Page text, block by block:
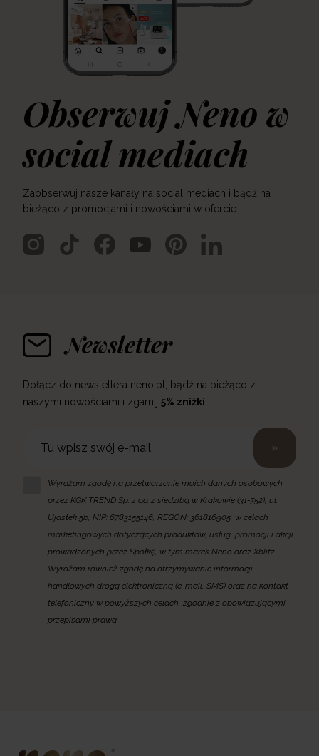
Obserwuj Neno w
social mediach
Zaobserwuj nasze kanały na social mediach i bądź na
bieżąco z promocjami i nowościami w ofercie:
Newsletter
Dołącz do newslettera neno.pl, bądź na bieżąco z
naszymi nowościami i zgarnij 5% zniżki
»
Wyrażam zgodę na przetwarzanie moich danych osobowych
przez KGK TREND Sp. z o.o. z siedzibą w Krakowie (31-752), ul.
Ujastek 5b, NIP: 6783155146, REGON: 361816905, w celach
marketingowych dotyczących produktów, usług, promocji i akcji
prowadzonych przez Spółkę, w tym marek Neno oraz Xblitz.
Wyrażam również zgodę na otrzymywanie informacji
handlowych drogą elektroniczną (e-mail, SMS) oraz na kontakt
telefoniczny w powyższych celach, zgodnie z obowiązującymi
przepisami prawa.